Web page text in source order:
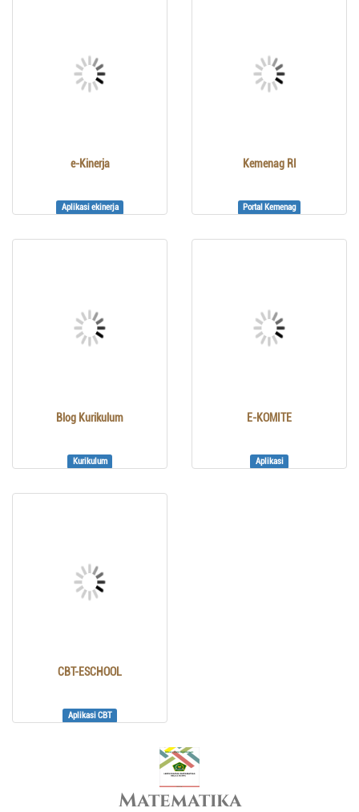
e-Kinerja
Aplikasi ekinerja
Kemenag RI
Portal Kemenag
Blog Kurikulum
Kurikulum
E-KOMITE
Aplikasi
CBT-ESCHOOL
Aplikasi CBT
Matematika